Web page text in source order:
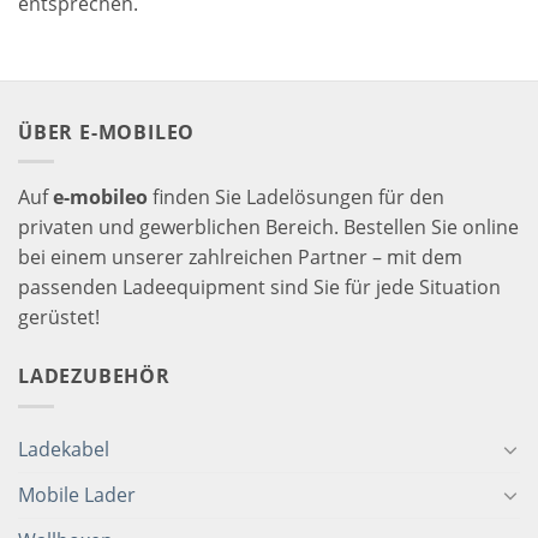
ÜBER E-MOBILEO
Aufe-mobileofinden Sie Ladelösungen für den
privaten und gewerblichen Bereich. Bestellen Sie online
bei einem unserer zahlreichen Partner – mit dem
passenden Ladeequipment sind Sie für jede Situation
gerüstet!
LADEZUBEHÖR
Ladekabel
Mobile Lader